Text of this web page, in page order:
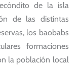
de la isla
de las distintas
los baobabs
formaciones
la población local